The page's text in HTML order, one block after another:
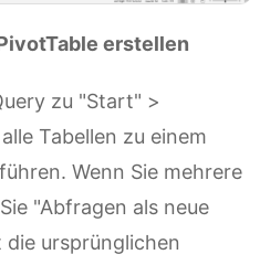
erstellen
zu "Start" >
Tabellen zu einem
Wenn Sie mehrere
"Abfragen als neue
ursprünglichen